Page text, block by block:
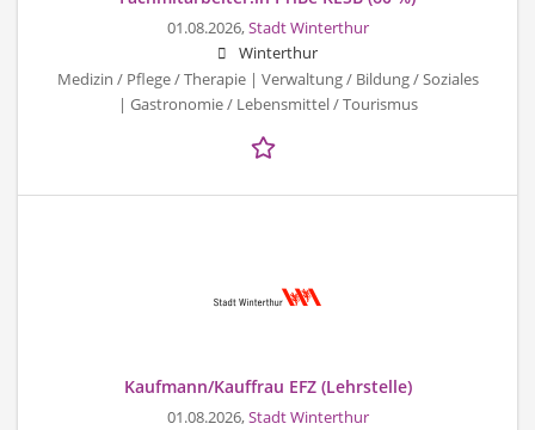
01.08.2026,Stadt Winterthur
Winterthur
Medizin / Pflege / Therapie | Verwaltung / Bildung / Soziales
| Gastronomie / Lebensmittel / Tourismus
Kaufmann/Kauffrau EFZ (Lehrstelle)
01.08.2026,Stadt Winterthur